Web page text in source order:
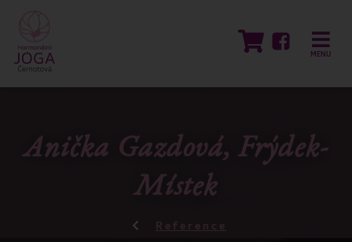
MENU
Anička Gazdová, Frýdek-
Místek
Reference